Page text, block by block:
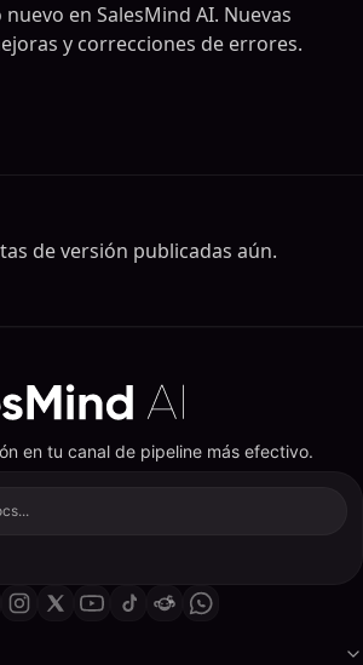
en SalesMind AI. Nuevas
y correcciones de errores.
de producto
de versión publicadas aún.
en tu canal de pipeline más efectivo.